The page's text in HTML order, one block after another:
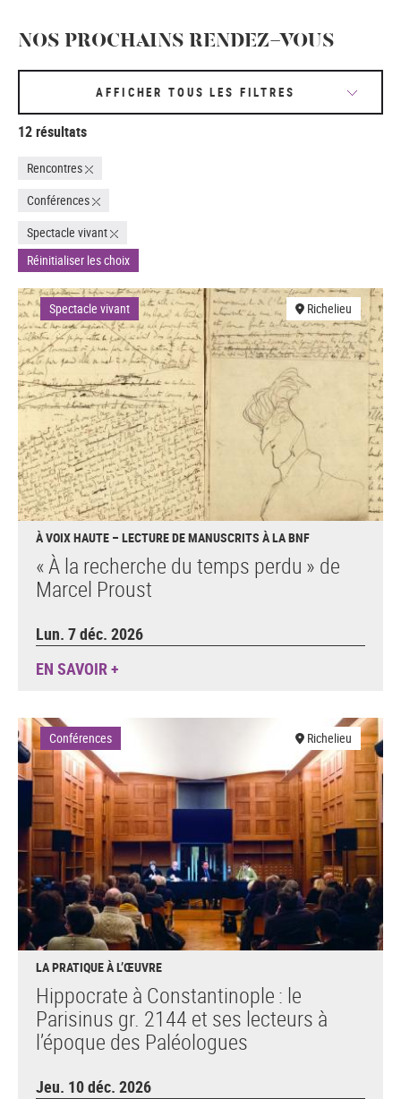
NOS PROCHAINS RENDEZ-VOUS
AFFICHER TOUS LES FILTRES
12 résultats
Rencontres
Conférences
Spectacle vivant
Réinitialiser les choix
Spectacle vivant Richelieu
À VOIX HAUTE – LECTURE DE MANUSCRITS À LA BNF
« À la recherche du temps perdu » de
Marcel Proust
Lun. 7 déc. 2026
EN SAVOIR +
Conférences Richelieu
LA PRATIQUE À L’ŒUVRE
Hippocrate à Constantinople : le
Parisinus gr. 2144 et ses lecteurs à
l’époque des Paléologues
Jeu. 10 déc. 2026